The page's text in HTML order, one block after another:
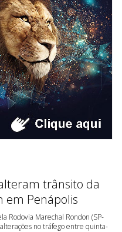
trânsito da
em Penápolis
Rodovia Marechal Rondon (SP-
no tráfego entre quinta-